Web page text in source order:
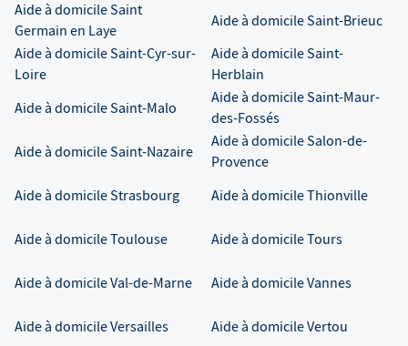
Aide à domicileSaint
Germain en Laye
Aide à domicileSaint-Brieuc
Aide à domicileSaint-Cyr-sur-
Loire
Aide à domicileSaint-
Herblain
Aide à domicileSaint-Malo
Aide à domicileSaint-Maur-
des-Fossés
Aide à domicileSaint-Nazaire
Aide à domicileSalon-de-
Provence
Aide à domicileStrasbourg Aide à domicileThionville
Aide à domicileToulouse Aide à domicileTours
Aide à domicileVal-de-Marne Aide à domicileVannes
Aide à domicileVersailles Aide à domicileVertou